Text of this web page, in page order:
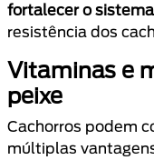
fortalecer o
resistência dos
Vitaminas e
peixe
Cachorros podem
múltiplas